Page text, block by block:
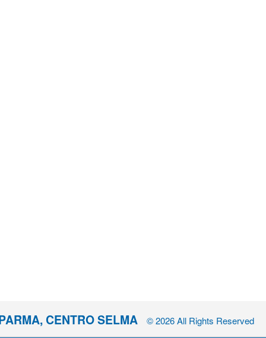
CENTRO SELMA © 2026 All Rights Reserved